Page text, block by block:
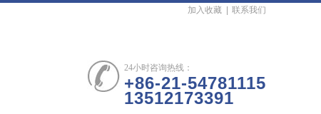
加入收藏 联系我们
24小时咨询热线：
+86-21-54781115
13512173391